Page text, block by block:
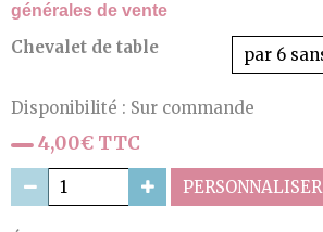
générales de vente
Chevalet de table
Disponibilité : Sur commande
4,00€ TTC
PERSONNALISER